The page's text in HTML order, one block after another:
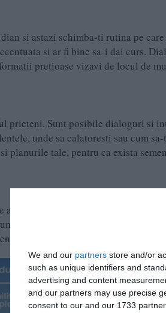
We and our partners store and/or
such as unique identifiers and
advertising and content
and our partners may use precise
consent to our and our 1733
si astazi schimba-ti rutina pe
si ar fi bine sa-i dai curs.
pretioase vizavi de locul de
prieteni. Sunt posibile dialoguri si
unde sa calatoresti sau cum
planurile tale, pentru ca exista
astazi asupra ta, fie in segmentul
diversa, colegi, sefi, oficialitati
Neplaceri pot apărea de la banii